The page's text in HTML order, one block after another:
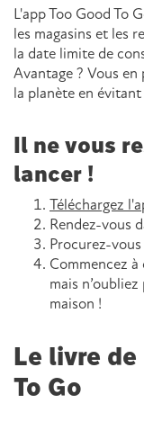
L'app Too Good To
les magasins et les
la date limite de
Avantage ? Vous
la planète en
Il ne vous
lancer !
Téléchargez
Rendez-vous
Procurez-
Commencez
mais
maison !
Le livre
To Go